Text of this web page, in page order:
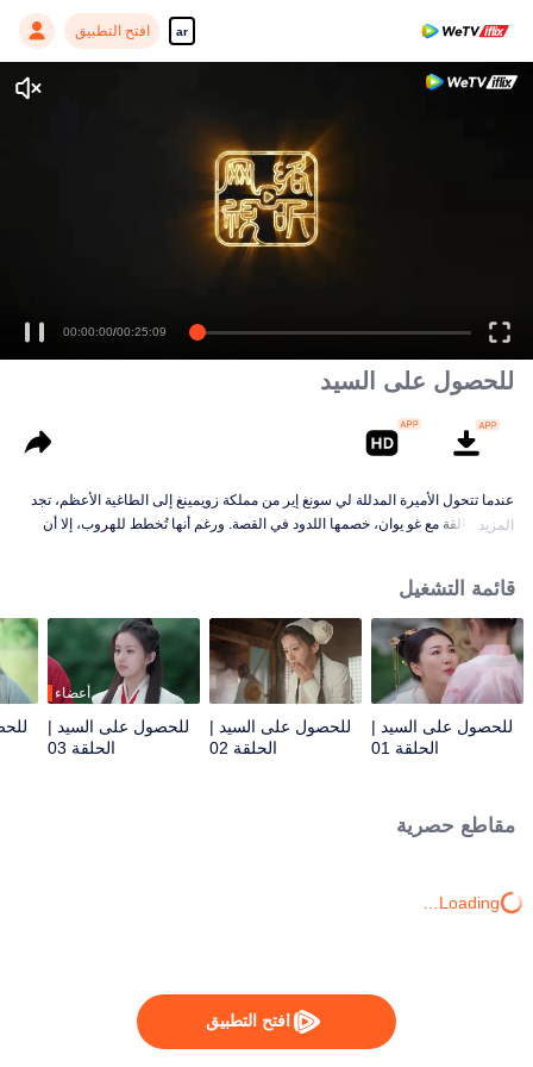
ar افتح التطبيق
افتح التطبيق
للحصول على السيد
عندما تتحول الأميرة المدللة لي سونغ إير من مملكة زويمينغ إلى الطاغية الأعظم، تجد
نفسها عالقة مع غو يوان، خصمها اللدود في القصة. ورغم أنها تُخطط للهروب، إلا أن
المزيد
قائمة التشغيل
للحصول على السيد |
الحلقة 01
للحصول على السيد |
الحلقة 02
أعضاء
للحصول على السيد |
الحلقة 03
مقاطع حصرية
Loading…